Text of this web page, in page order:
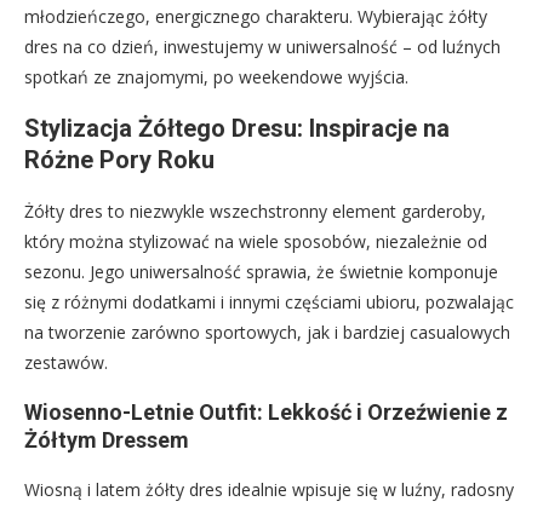
młodzieńczego, energicznego charakteru. Wybierając żółty
dres na co dzień, inwestujemy w uniwersalność – od luźnych
spotkań ze znajomymi, po weekendowe wyjścia.
Stylizacja Żółtego Dresu: Inspiracje na
Różne Pory Roku
Żółty dres to niezwykle wszechstronny element garderoby,
który można stylizować na wiele sposobów, niezależnie od
sezonu. Jego uniwersalność sprawia, że świetnie komponuje
się z różnymi dodatkami i innymi częściami ubioru, pozwalając
na tworzenie zarówno sportowych, jak i bardziej casualowych
zestawów.
Wiosenno-Letnie Outfit: Lekkość i Orzeźwienie z
Żółtym Dressem
Wiosną i latem żółty dres idealnie wpisuje się w luźny, radosny